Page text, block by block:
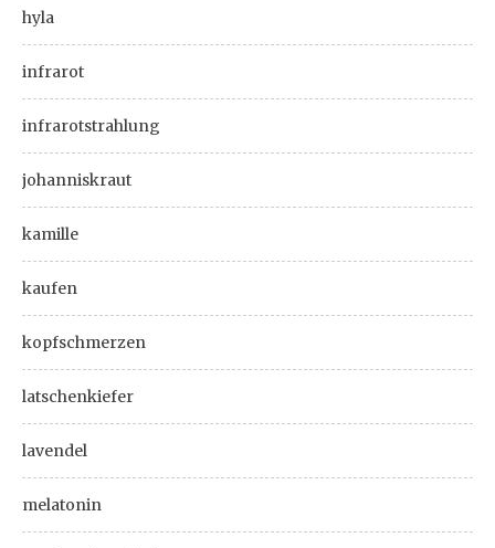
hyla
infrarot
infrarotstrahlung
johanniskraut
kamille
kaufen
kopfschmerzen
latschenkiefer
lavendel
melatonin